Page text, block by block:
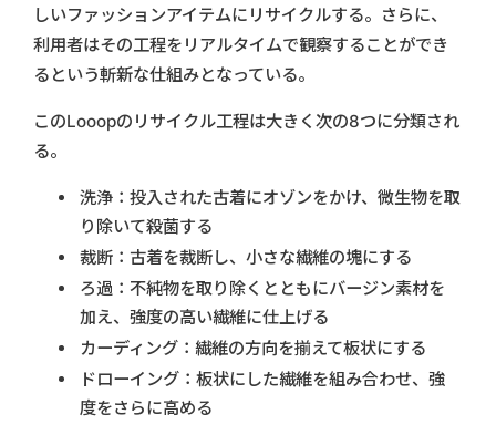
しいファッションアイテムにリサイクルする。さらに、
利用者はその工程をリアルタイムで観察することができ
るという斬新な仕組みとなっている。
このLooopのリサイクル工程は大きく次の8つに分類され
る。
洗浄：投入された古着にオゾンをかけ、微生物を取
り除いて殺菌する
裁断：古着を裁断し、小さな繊維の塊にする
ろ過：不純物を取り除くとともにバージン素材を
加え、強度の高い繊維に仕上げる
カーディング：繊維の方向を揃えて板状にする
ドローイング：板状にした繊維を組み合わせ、強
度をさらに高める